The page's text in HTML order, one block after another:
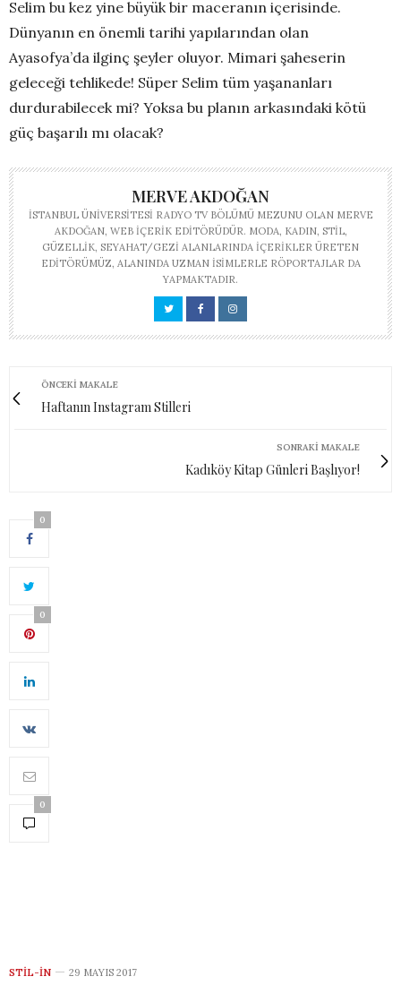
Selim bu kez yine büyük bir maceranın içerisinde.
Dünyanın en önemli tarihi yapılarından olan
Ayasofya’da ilginç şeyler oluyor. Mimari şaheserin
geleceği tehlikede! Süper Selim tüm yaşananları
durdurabilecek mi? Yoksa bu planın arkasındaki kötü
güç başarılı mı olacak?
MERVE AKDOĞAN
İSTANBUL ÜNIVERSITESI RADYO TV BÖLÜMÜ MEZUNU OLAN MERVE
AKDOĞAN, WEB IÇERIK EDITÖRÜDÜR. MODA, KADIN, STIL,
GÜZELLIK, SEYAHAT/GEZI ALANLARINDA IÇERIKLER ÜRETEN
EDITÖRÜMÜZ, ALANINDA UZMAN ISIMLERLE RÖPORTAJLAR DA
YAPMAKTADIR.
ÖNCEKI MAKALE
Haftanın Instagram Stilleri
SONRAKI MAKALE
Kadıköy Kitap Günleri Başlıyor!
0
0
0
STIL-IN 29 MAYIS 2017